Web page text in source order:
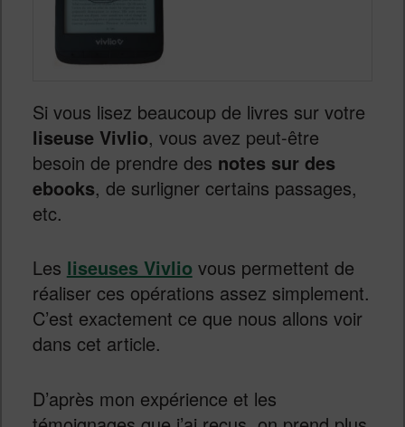
Si vous lisez beaucoup de livres sur votre
liseuse Vivlio, vous avez peut-être
besoin de prendre des notes sur des
ebooks, de surligner certains passages,
etc.
Les liseuses Vivliovous permettent de
réaliser ces opérations assez simplement.
C’est exactement ce que nous allons voir
dans cet article.
D’après mon expérience et les